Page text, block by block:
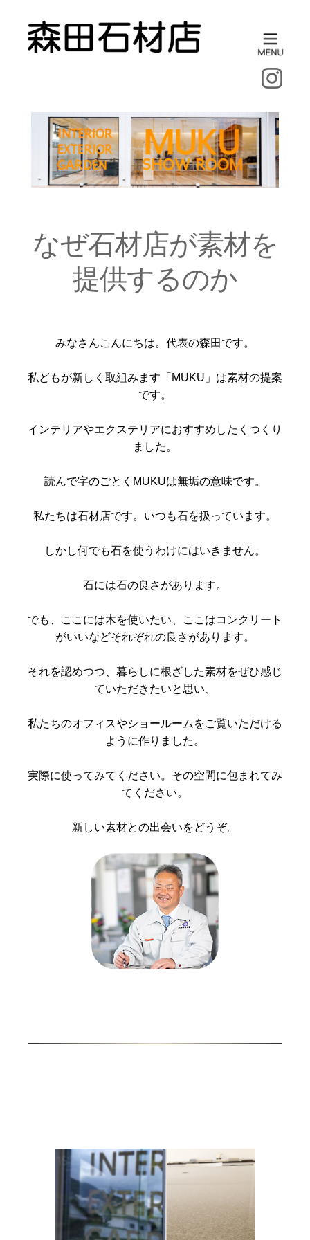
なぜ石材店が素材を
提供するのか
みなさんこんにちは。代表の森田です。
私どもが新しく取組みます「MUKU」は素材の提案
です。
インテリアやエクステリアにおすすめしたくつくり
ました。
読んで字のごとくMUKUは無垢の意味です。
私たちは石材店です。いつも石を扱っています。
しかし何でも石を使うわけにはいきません。
石には石の良さがあります。
でも、ここには木を使いたい、ここはコンクリート
がいいなどそれぞれの良さがあります。
それを認めつつ、暮らしに根ざした素材をぜひ感じ
ていただきたいと思い、
私たちのオフィスやショールームをご覧いただける
ように作りました。
実際に使ってみてください。その空間に包まれてみ
てください。
新しい素材との出会いをどうぞ。